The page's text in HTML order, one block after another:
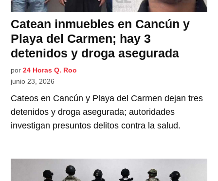
Catean inmuebles en Cancún y
Playa del Carmen; hay 3
detenidos y droga asegurada
por 24 Horas Q. Roo
junio 23, 2026
Cateos en Cancún y Playa del Carmen dejan tres
detenidos y droga asegurada; autoridades
investigan presuntos delitos contra la salud.